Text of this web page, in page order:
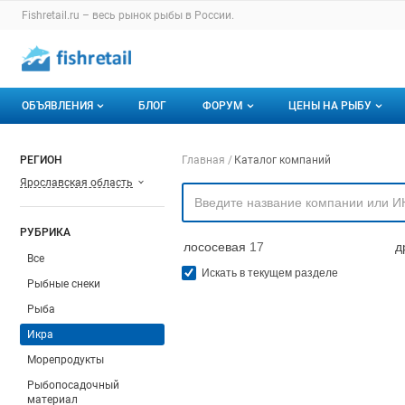
Раздел навигации по сайту fishretail.ru
Fishretail.ru – весь рынок рыбы в России.
Авторизация и меню пользователя
Навигация по разделам сайта fishretail.ru
ОБЪЯВЛЕНИЯ
Горячее предложение
БЛОГ ФОРУМ
Избранные
С моим участием
ЦЕНЫ НА РЫБУ
Актуальные
Динамика цен
РЕГИОН
Ярославская область
РУБРИКА
Все
Рыбные снеки
Рыба
Икра
Морепродукты
Рыбопосадочный
материал
Навигация по
Главная Каталог компаний
лососевая 17
Искать в текущем разделе